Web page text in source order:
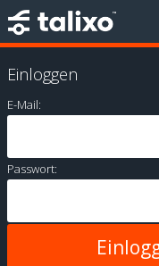
Einloggen
E-Mail:
Passwort: